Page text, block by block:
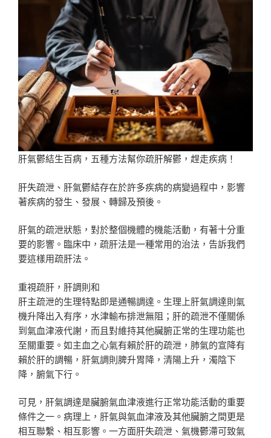
肝氣鬱結生百病，五種方法幫你疏肝解鬱，趕走疾病！
肝失疏泄、肝氣鬱結存在於許多疾病的病變過程中，影響
著疾病的發生、發展、轉歸及預後。
肝氣的疏泄狀態，對於整個機體的機能活動，有著十分重
要的影響。臨床中，疏肝法是一種常用的治法，告訴我們
要這樣用疏肝法。
重視疏肝，肝調則和
肝主疏泄的生理特點即是通暢調達。生理上肝氣調達則氣
機升降出入有序，水津輸布排泄無阻；肝的疏泄不僅關係
到氣血津液代謝，而且對維持其他臟腑正常的生理功能也
至關重要。如主血之心氣有賴於肝的疏泄，肺氣的宣降有
賴於肝的調暢，肝氣調則脾升胃降，清陽上升，濁陰下
降，腑氣下行。
可見，肝氣調達是臟腑氣血津液進行正常功能活動的重要
條件之一。病理上，肝氣與氣血津液及其他臟腑之間更是
相互聯繫、相互影響。一方面肝失疏泄、氣機鬱滯可致氣